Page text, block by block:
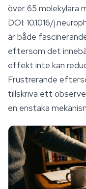
över 65 molekylära
DOI: 10.1016/
är både
eftersom det
effekt inte kan
Frustrerande
tillskriva ett
en enstaka